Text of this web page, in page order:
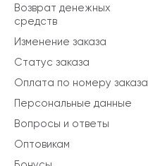
Возврат денежных
средств
Изменение заказа
Статус заказа
Оплата по номеру заказа
Персональные данные
Вопросы и ответы
Оптовикам